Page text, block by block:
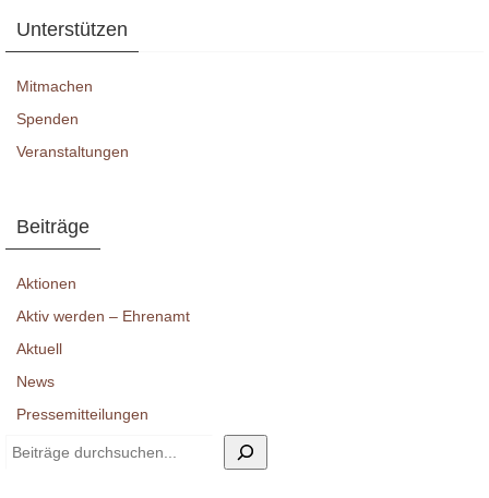
Unterstützen
Mitmachen
Spenden
Veranstaltungen
Beiträge
Aktionen
Aktiv werden – Ehrenamt
Aktuell
News
Pressemitteilungen
Suchen